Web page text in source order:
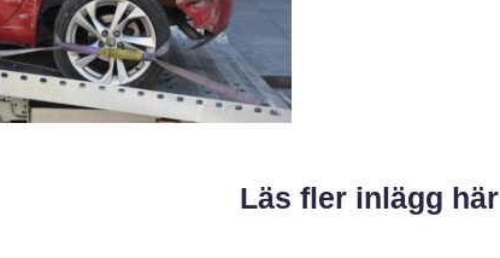
Läs fler inlägg här